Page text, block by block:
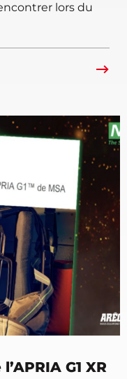
lors du
G1 XR